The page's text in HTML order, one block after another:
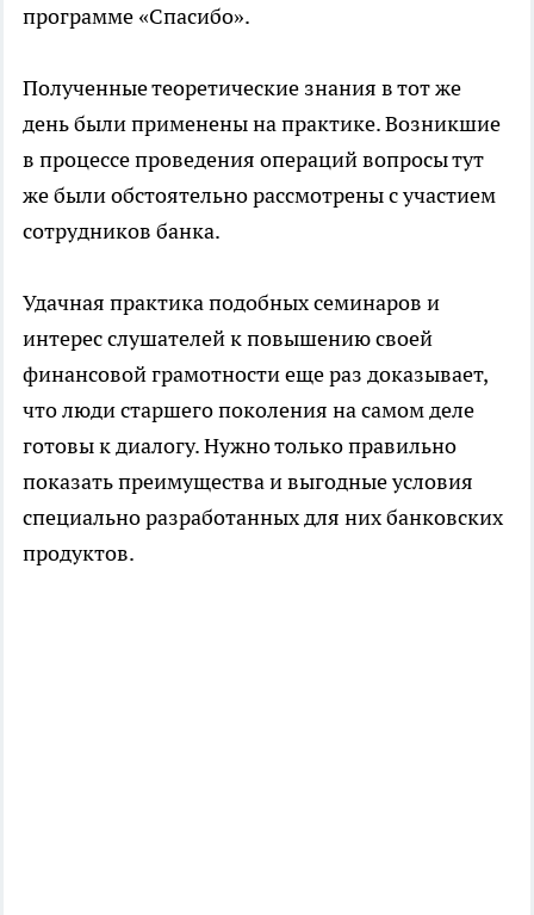
программе «Спасибо».
Полученные теоретические знания в тот же
день были применены на практике. Возникшие
в процессе проведения операций вопросы тут
же были обстоятельно рассмотрены с участием
сотрудников банка.
Удачная практика подобных семинаров и
интерес слушателей к повышению своей
финансовой грамотности еще раз доказывает,
что люди старшего поколения на самом деле
готовы к диалогу. Нужно только правильно
показать преимущества и выгодные условия
специально разработанных для них банковских
продуктов.